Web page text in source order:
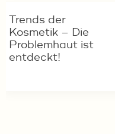
Trends der
Kosmetik – Die
Problemhaut ist
entdeckt!